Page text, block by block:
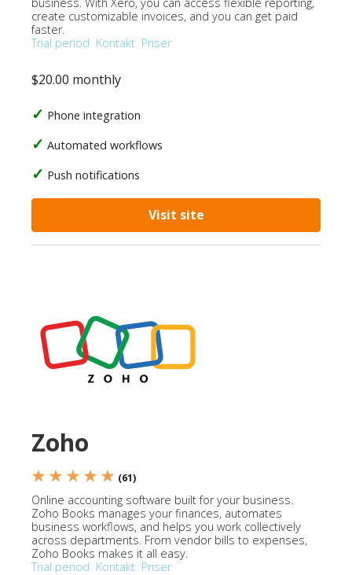
create customizable invoices, and you can get paid
faster.
Trial period Kontakt Priser
$20.00 monthly
Phone integration
Automated workflows
Push notifications
Visit site
Zoho
★ ★ ★ ★ ★ (61)
Online accounting software built for your business.
Zoho Books manages your finances, automates
business workflows, and helps you work collectively
across departments. From vendor bills to expenses,
Zoho Books makes it all easy.
Trial period Kontakt Priser